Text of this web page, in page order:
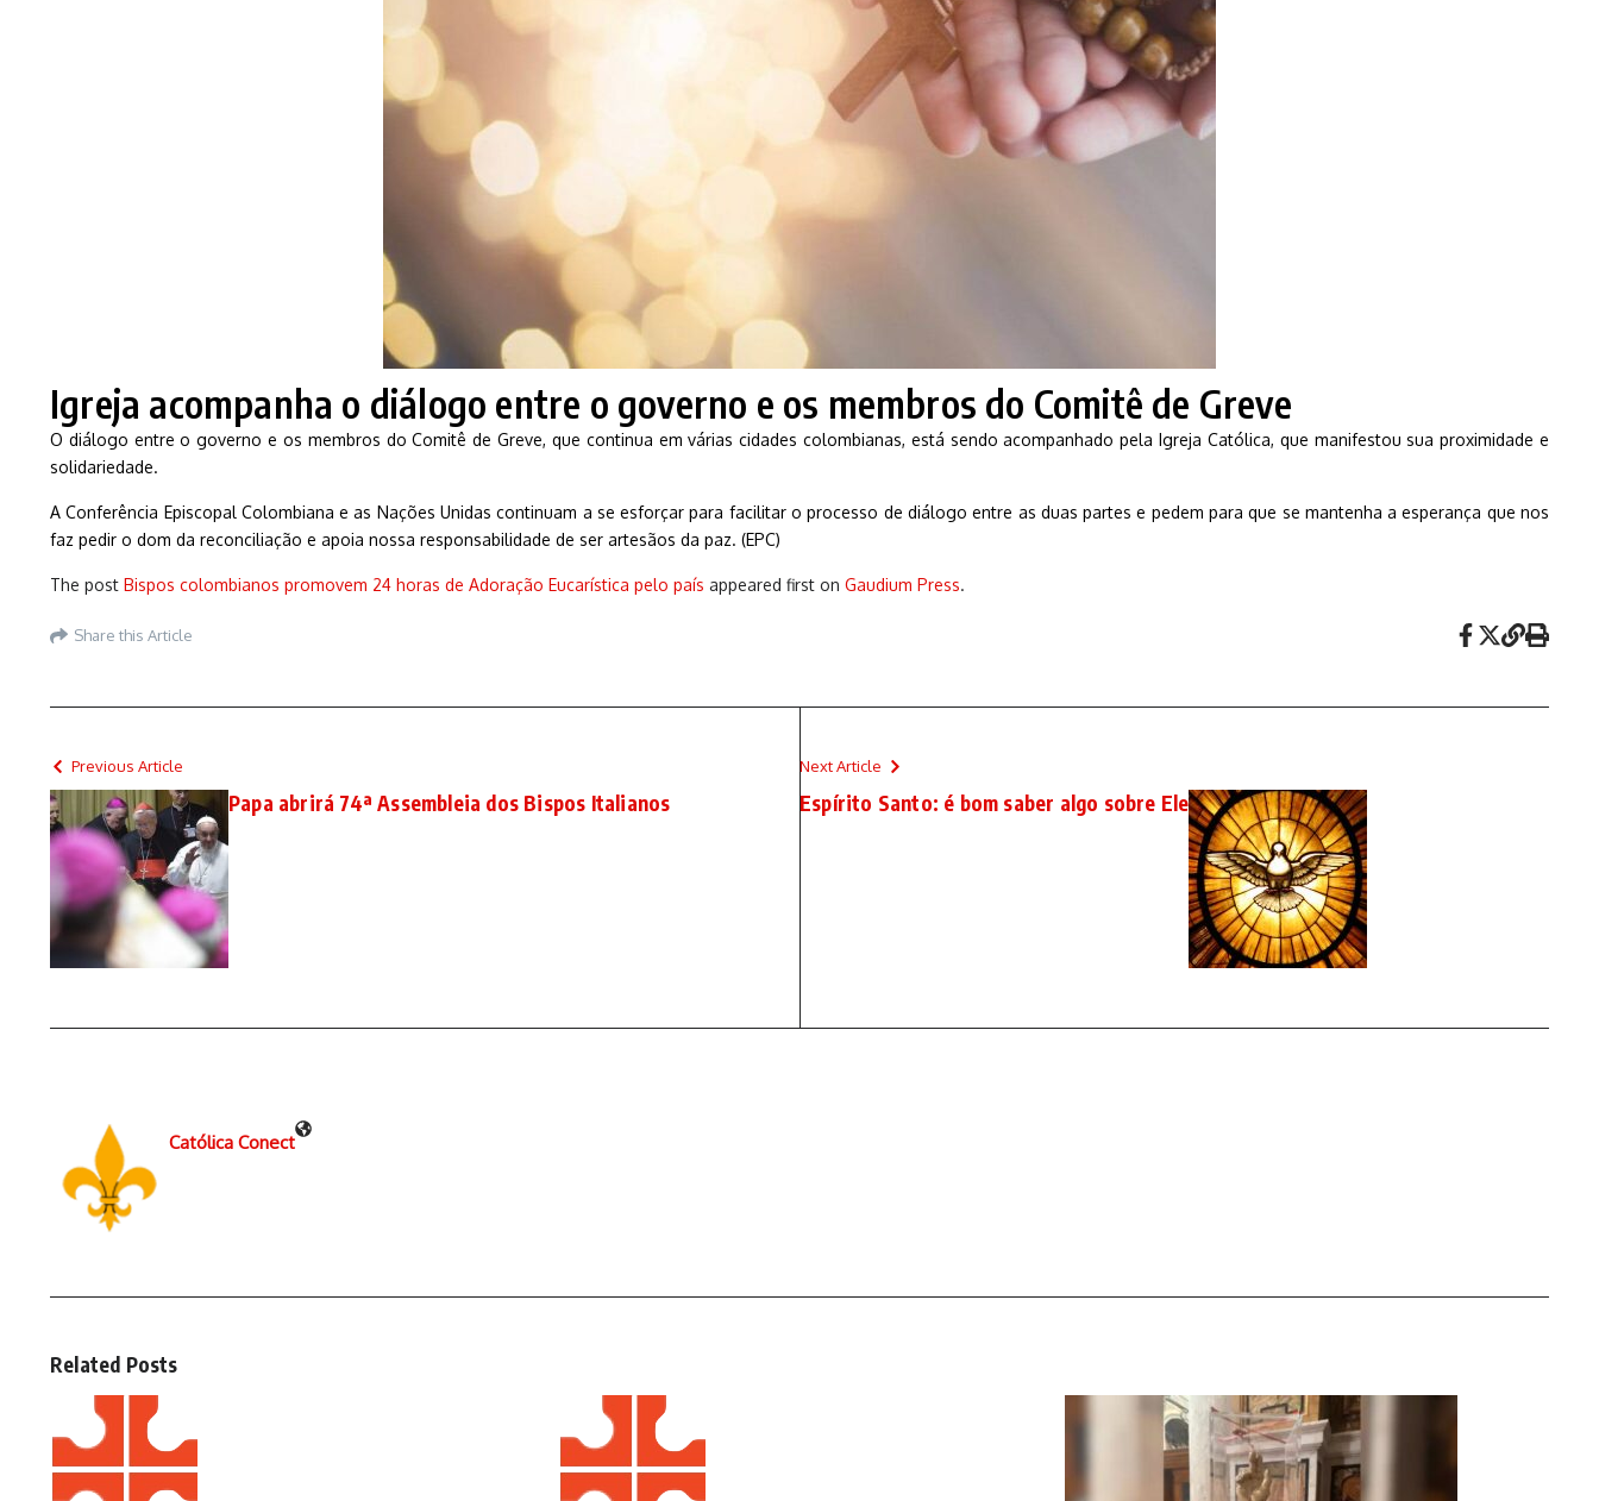
Igreja acompanha o diálogo entre o governo e os membros do Comitê de Greve
O diálogo entre o governo e os membros do Comitê de Greve, que continua em várias cidades colombianas, está sendo acompanhado pela Igreja Católica, que manifestou sua proximidade e
solidariedade.
A Conferência Episcopal Colombiana e as Nações Unidas continuam a se esforçar para facilitar o processo de diálogo entre as duas partes e pedem para que se mantenha a esperança que nos
faz pedir o dom da reconciliação e apoia nossa responsabilidade de ser artesãos da paz. (EPC)
The post Bispos colombianos promovem 24 horas de Adoração Eucarística pelo país appeared first on Gaudium Press.
Share this Article
Previous Article
Papa abrirá 74ª Assembleia dos Bispos Italianos
Next Article
Espírito Santo: é bom saber algo sobre Ele
Católica Conect
Related Posts